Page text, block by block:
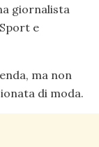
giornalista
e
ma non
di moda.